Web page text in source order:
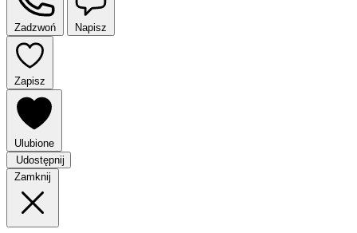
Zadzwoń Napisz
Zapisz
Ulubione
Udostępnij
Zamknij